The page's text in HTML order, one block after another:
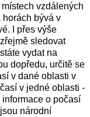
vzdálených
bývá v
I přes výše
sledovat
vydat na
dopředu, určitě se
v dané oblasti v
v jedné oblasti -
o počasí
národní